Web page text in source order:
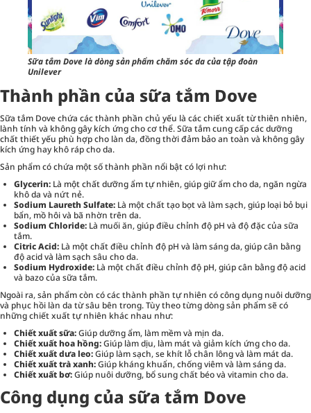
Sữa tắm Dove là dòng sản phẩm chăm sóc da của tập đoàn
Unilever
Thành phần của sữa tắm Dove
Sữa tắm Dove chứa các thành phần chủ yếu là các chiết xuất từ thiên nhiên,
lành tính và không gây kích ứng cho cơ thể. Sữa tắm cung cấp các dưỡng
chất thiết yếu phù hợp cho làn da, đồng thời đảm bảo an toàn và không gây
kích ứng hay khô ráp cho da.
Sản phẩm có chứa một số thành phần nổi bật có lợi như:
Glycerin: Là một chất dưỡng ẩm tự nhiên, giúp giữ ẩm cho da, ngăn ngừa
khô da và nứt nẻ.
Sodium Laureth Sulfate: Là một chất tạo bọt và làm sạch, giúp loại bỏ bụi
bẩn, mồ hôi và bã nhờn trên da.
Sodium Chloride: Là muối ăn, giúp điều chỉnh độ pH và độ đặc của sữa
tắm.
Citric Acid: Là một chất điều chỉnh độ pH và làm sáng da, giúp cân bằng
độ acid và làm sạch sâu cho da.
Sodium Hydroxide: Là một chất điều chỉnh độ pH, giúp cân bằng độ acid
và bazo của sữa tắm.
Ngoài ra, sản phẩm còn có các thành phần tự nhiên có công dụng nuôi dưỡng
và phục hồi làn da từ sâu bên trong. Tùy theo từng dòng sản phẩm sẽ có
những chiết xuất tự nhiên khác nhau như:
Chiết xuất sữa:Giúp dưỡng ẩm, làm mềm và mịn da.
Chiết xuất hoa hồng:Giúp làm dịu, làm mát và giảm kích ứng cho da.
Chiết xuất dưa leo:Giúp làm sạch, se khít lỗ chân lông và làm mát da.
Chiết xuất trà xanh:Giúp kháng khuẩn, chống viêm và làm sáng da.
Chiết xuất bơ:Giúp nuôi dưỡng, bổ sung chất béo và vitamin cho da.
Công dụng của sữa tắm Dove